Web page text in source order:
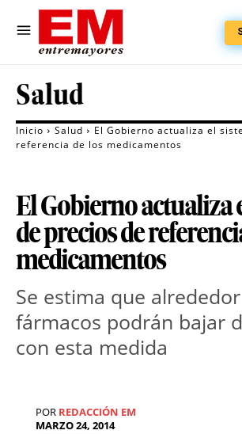
Salud
Inicio Salud
El Gobierno actualiza el
referencia de los medicamentos
El Gobierno actualiza
de precios de
medicamentos
Se estima que
fármacos podrán bajar
con esta medida
POR REDACCIÓN EM
MARZO 24, 2014